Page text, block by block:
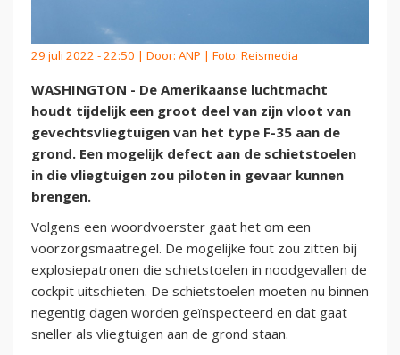
29 juli 2022 - 22:50 | Door: ANP | Foto: Reismedia
WASHINGTON - De Amerikaanse luchtmacht
houdt tijdelijk een groot deel van zijn vloot van
gevechtsvliegtuigen van het type F-35 aan de
grond. Een mogelijk defect aan de schietstoelen
in die vliegtuigen zou piloten in gevaar kunnen
brengen.
Volgens een woordvoerster gaat het om een
voorzorgsmaatregel. De mogelijke fout zou zitten bij
explosiepatronen die schietstoelen in noodgevallen de
cockpit uitschieten. De schietstoelen moeten nu binnen
negentig dagen worden geïnspecteerd en dat gaat
sneller als vliegtuigen aan de grond staan.